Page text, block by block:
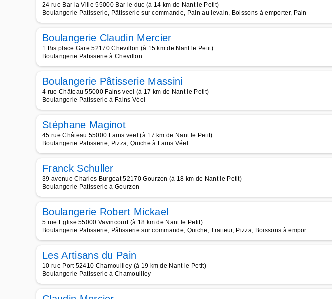
24 rue Bar la Ville 55000 Bar le duc (à 14 km de Nant le Petit)
Boulangerie Patisserie, Pâtisserie sur commande, Pain au levain, Boissons à emporter, Pain
Boulangerie Claudin Mercier
1 Bis place Gare 52170 Chevillon (à 15 km de Nant le Petit)
Boulangerie Patisserie à Chevillon
Boulangerie Pâtisserie Massini
4 rue Château 55000 Fains veel (à 17 km de Nant le Petit)
Boulangerie Patisserie à Fains Véel
Stéphane Maginot
45 rue Château 55000 Fains veel (à 17 km de Nant le Petit)
Boulangerie Patisserie, Pizza, Quiche à Fains Véel
Franck Schuller
39 avenue Charles Burgeat 52170 Gourzon (à 18 km de Nant le Petit)
Boulangerie Patisserie à Gourzon
Boulangerie Robert Mickael
5 rue Eglise 55000 Vavincourt (à 18 km de Nant le Petit)
Boulangerie Patisserie, Pâtisserie sur commande, Quiche, Traiteur, Pizza, Boissons à empor
Les Artisans du Pain
10 rue Port 52410 Chamouilley (à 19 km de Nant le Petit)
Boulangerie Patisserie à Chamouilley